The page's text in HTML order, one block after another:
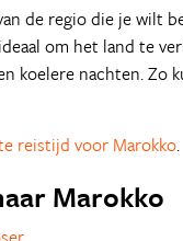
de regio die je wilt
om het land te
koelere nachten.
reistijd voor Marokko.
Marokko